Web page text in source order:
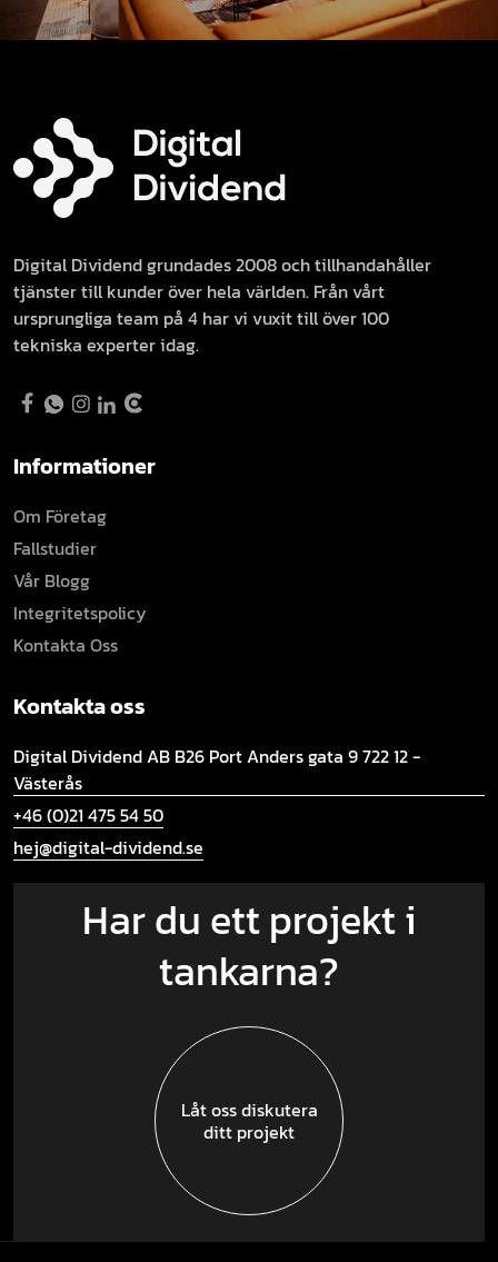
Digital Dividend grundades 2008 och tillhandahåller
tjänster till kunder över hela världen. Från vårt
ursprungliga team på 4 har vi vuxit till över 100
tekniska experter idag.
Informationer
Om Företag
Fallstudier
Vår Blogg
Integritetspolicy
Kontakta Oss
Kontakta oss
Digital Dividend AB B26 Port Anders gata 9722 12 -
Västerås
+46 (0)21 475 54 50
hej@digital-dividend.se
Har du ett projekt i
tankarna?
Låt oss diskutera
ditt projekt